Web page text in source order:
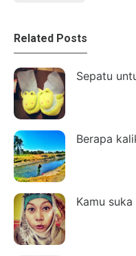
Related Posts
Sepatu
Berapa
Kamu